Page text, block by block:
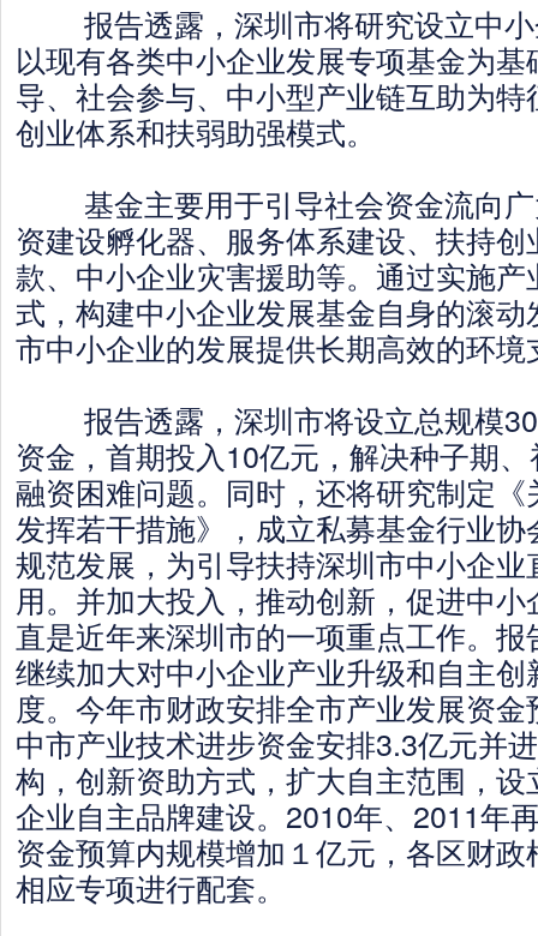
报告透露，深圳市将研究设立中小
以现有各类中小企业发展专项基金为
导、社会参与、中小型产业链互助为
创业体系和扶弱助强模式。
基金主要用于引导社会资金流向广
资建设孵化器、服务体系建设、扶持
款、中小企业灾害援助等。通过实施
式，构建中小企业发展基金自身的滚
市中小企业的发展提供长期高效的环境
报告透露，深圳市将设立总规模30
资金，首期投入10亿元，解决种子期
融资困难问题。同时，还将研究制定
发挥若干措施》，成立私募基金行业
规范发展，为引导扶持深圳市中小企
用。并加大投入，推动创新，促进中
直是近年来深圳市的一项重点工作。
继续加大对中小企业产业升级和自主
度。今年市财政安排全市产业发展资
中市产业技术进步资金安排3.3亿元并
构，创新资助方式，扩大自主范围，
企业自主品牌建设。2010年、2011年
资金预算内规模增加１亿元，各区财
相应专项进行配套。